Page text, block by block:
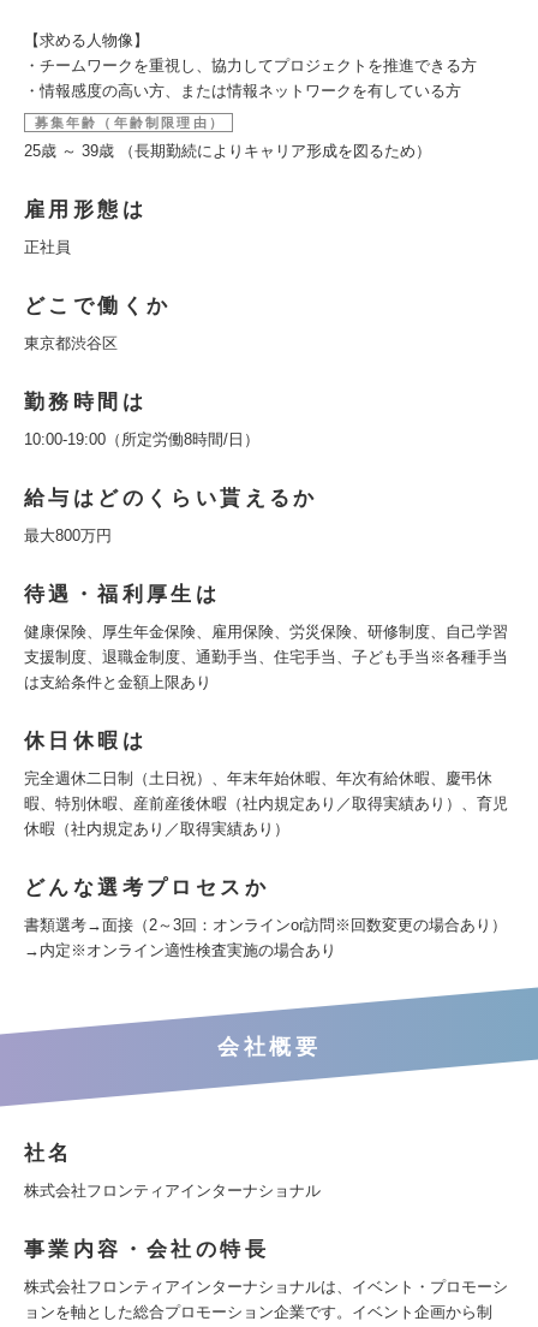
【求める人物像】
・チームワークを重視し、協力してプロジェクトを推進できる方
・情報感度の高い方、または情報ネットワークを有している方
募集年齢（年齢制限理由）
25歳 ～ 39歳 （長期勤続によりキャリア形成を図るため）
雇用形態は
正社員
どこで働くか
東京都渋谷区
勤務時間は
10:00‐19:00（所定労働8時間/日）
給与はどのくらい貰えるか
最大800万円
待遇・福利厚生は
健康保険、厚生年金保険、雇用保険、労災保険、研修制度、自己学習
支援制度、退職金制度、通勤手当、住宅手当、子ども手当※各種手当
は支給条件と金額上限あり
休日休暇は
完全週休二日制（土日祝）、年末年始休暇、年次有給休暇、慶弔休
暇、特別休暇、産前産後休暇（社内規定あり／取得実績あり）、育児
休暇（社内規定あり／取得実績あり）
どんな選考プロセスか
書類選考→面接（2～3回：オンラインor訪問※回数変更の場合あり）
→内定※オンライン適性検査実施の場合あり
会社概要
社名
株式会社フロンティアインターナショナル
事業内容・会社の特長
株式会社フロンティアインターナショナルは、イベント・プロモーシ
ョンを軸とした総合プロモーション企業です。イベント企画から制